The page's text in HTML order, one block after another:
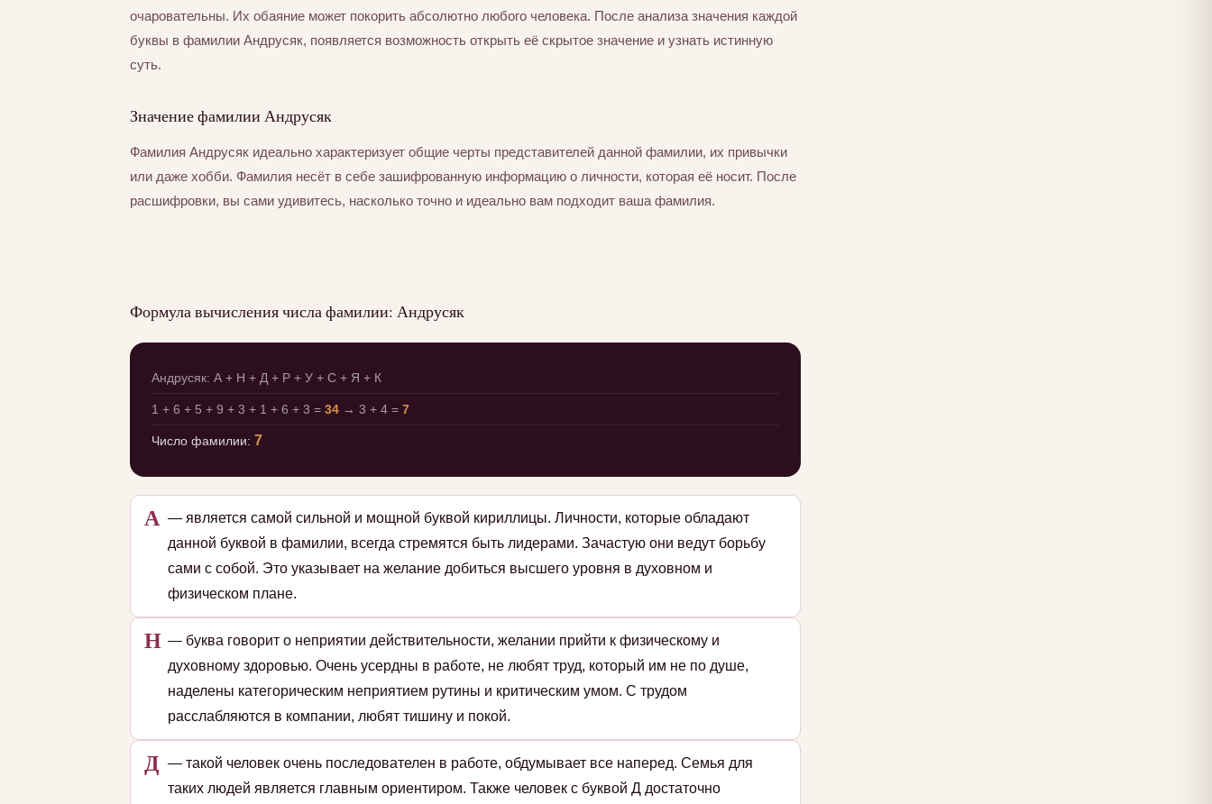
очаровательны. Их обаяние может покорить абсолютно любого человека. После анализа значения каждой
буквы в фамилии Андрусяк, появляется возможность открыть её скрытое значение и узнать истинную
суть.
Значение фамилии Андрусяк
Фамилия Андрусяк идеально характеризует общие черты представителей данной фамилии, их привычки
или даже хобби. Фамилия несёт в себе зашифрованную информацию о личности, которая её носит. После
расшифровки, вы сами удивитесь, насколько точно и идеально вам подходит ваша фамилия.
Формула вычисления числа фамилии: Андрусяк
Андрусяк: А + Н + Д + Р + У + С + Я + К
1 + 6 + 5 + 9 + 3 + 1 + 6 + 3 = 34 → 3 + 4 = 7
Число фамилии: 7
А — является самой сильной и мощной буквой кириллицы. Личности, которые обладают
данной буквой в фамилии, всегда стремятся быть лидерами. Зачастую они ведут борьбу
сами с собой. Это указывает на желание добиться высшего уровня в духовном и
физическом плане.
Н — буква говорит о неприятии действительности, желании прийти к физическому и
духовному здоровью. Очень усердны в работе, не любят труд, который им не по душе,
наделены категорическим неприятием рутины и критическим умом. С трудом
расслабляются в компании, любят тишину и покой.
Д — такой человек очень последователен в работе, обдумывает все наперед. Семья для
таких людей является главным ориентиром. Также человек с буквой Д достаточно